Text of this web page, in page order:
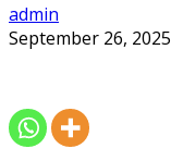
admin
September 26, 2025